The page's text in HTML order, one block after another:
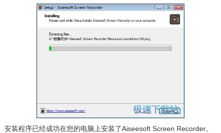
安装程序已经成功在您的电脑上安装了Aiseesoft Screen Recorder。